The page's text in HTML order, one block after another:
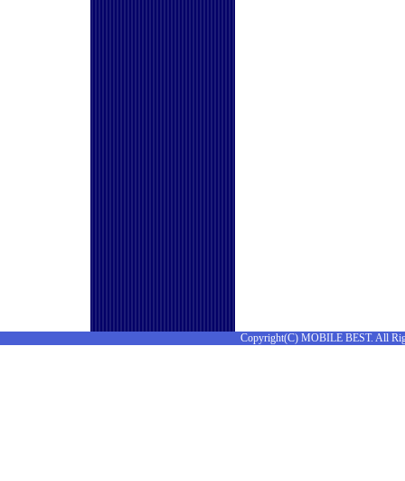
Copyright(C) MOBILE BEST. All